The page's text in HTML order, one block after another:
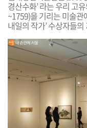
경산수화’ 라는 우리 고
~1759)을 기리는 미술관
내일의 작가’ 수상자들